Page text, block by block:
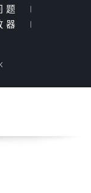
题
|
器
|